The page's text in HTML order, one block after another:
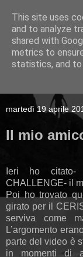
martedì 19 aprile
Il mio
Ieri ho citato-
CHALLENGE- il
Poi ho trovato
girato per il
serviva come
L’argomento
parte del video è
in momenti di
This site uses
and to analyze
shared with
metrics to
statistics, and to